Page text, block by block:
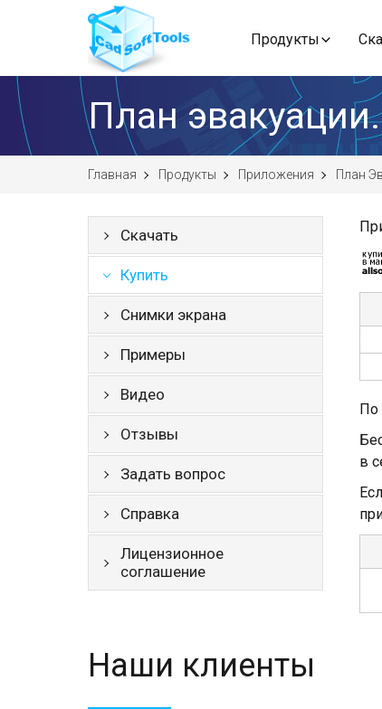
Продукты
План
Главная Продукты Приложения План
Скачать
Купить
Снимки экрана
Примеры
Видео
Отзывы
Задать вопрос
Справка
Лицензионное
соглашение
Наши клиенты
По
в